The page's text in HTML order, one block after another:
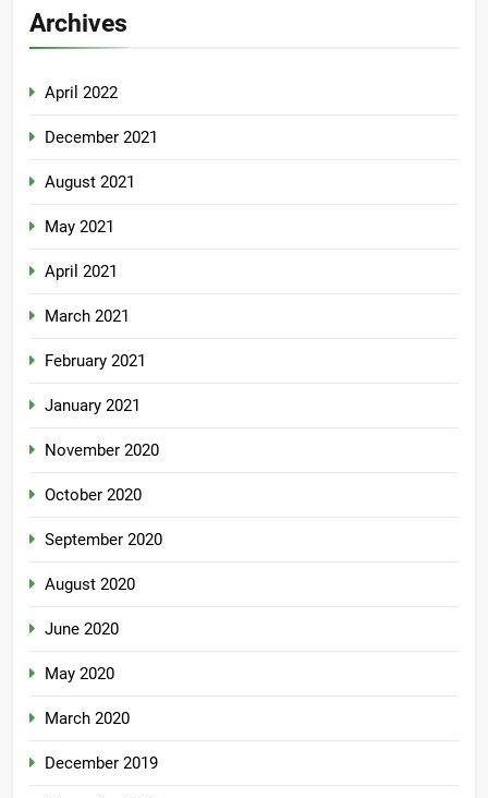
Archives
April 2022
December 2021
August 2021
May 2021
April 2021
March 2021
February 2021
January 2021
November 2020
October 2020
September 2020
August 2020
June 2020
May 2020
March 2020
December 2019